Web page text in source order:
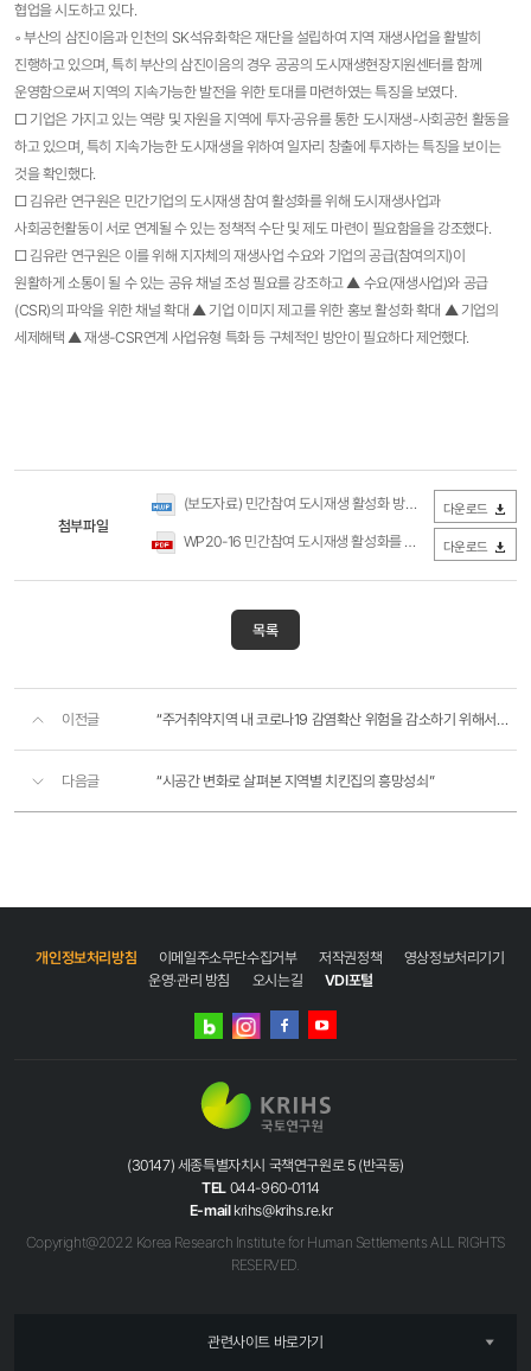
협업을 시도하고 있다.
◦ 부산의 삼진이음과 인천의 SK석유화학은 재단을 설립하여 지역 재생사업을 활발히
진행하고 있으며, 특히 부산의 삼진이음의 경우 공공의 도시재생현장지원센터를 함께
운영함으로써 지역의 지속가능한 발전을 위한 토대를 마련하였는 특징을 보였다.
□ 기업은 가지고 있는 역량 및 자원을 지역에 투자·공유를 통한 도시재생-사회공헌 활동을
하고 있으며, 특히 지속가능한 도시재생을 위하여 일자리 창출에 투자하는 특징을 보이는
것을 확인했다.
□ 김유란 연구원은 민간기업의 도시재생 참여 활성화를 위해 도시재생사업과
사회공헌활동이 서로 연계될 수 있는 정책적 수단 및 제도 마련이 필요함을을 강조했다.
□ 김유란 연구원은 이를 위해 지자체의 재생사업 수요와 기업의 공급(참여의지)이
원활하게 소통이 될 수 있는 공유 채널 조성 필요를 강조하고 ▲ 수요(재생사업)와 공급
(CSR)의 파악을 위한 채널 확대 ▲ 기업 이미지 제고를 위한 홍보 활성화 확대 ▲ 기업의
세제해택 ▲ 재생-CSR연계 사업유형 특화 등 구체적인 방안이 필요하다 제언했다.​
첨부파일
(보도자료) 민간참여 도시재생 활성화 방안으로 기업의 사회공헌활동 연계 필요(국토연구원)​.hwp 다운로드
WP20-16 민간참여 도시재생 활성화를 위한 기업의 사회공헌활동 사례(국토연구원).pdf 다운로드
목록
이전글 “주거취약지역 내 코로나19 감염확산 위험을 감소하기 위해서는 지역공동체 기반의 데이터 구축이 선행되어..
다음글 “시공간 변화로 살펴본 지역별 치킨집의 흥망성쇠”​​
개인정보처리방침 이메일주소무단수집거부 저작권정책
영상정보처리기기
운영·관리 방침
오시는길 VDI포털
네이버
인스타그램
(30147) 세종특별자치시 국책연구원로 5 (반곡동)
TEL 044-960-0114
E-mail krihs@krihs.re.kr
Copyright@2022 Korea Research Institute for Human Settlements ALL RIGHTS
RESERVED.
관련사이트 바로가기